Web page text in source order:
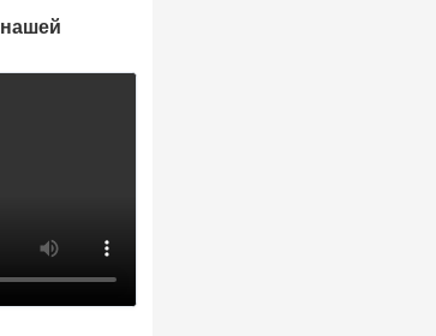
нашей